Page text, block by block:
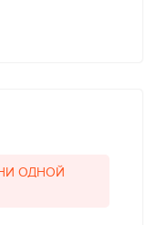
ОДНОЙ